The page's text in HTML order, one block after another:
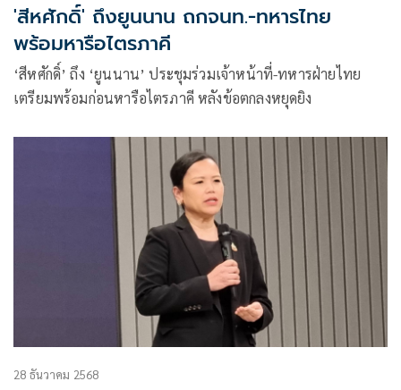
'สีหศักดิ์' ถึงยูนนาน ถกจนท.-ทหารไทย
พร้อมหารือไตรภาคี
‘สีหศักดิ์’ ถึง ‘ยูนนาน’ ประชุมร่วมเจ้าหน้าที่-ทหารฝ่ายไทย
เตรียมพร้อมก่อนหารือไตรภาคี หลังข้อตกลงหยุดยิง
28 ธันวาคม 2568